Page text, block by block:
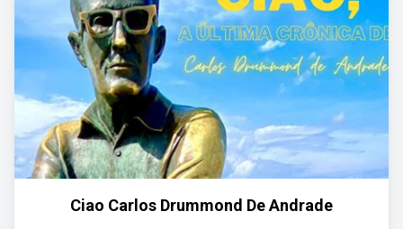
Ciao Carlos Drummond De Andrade